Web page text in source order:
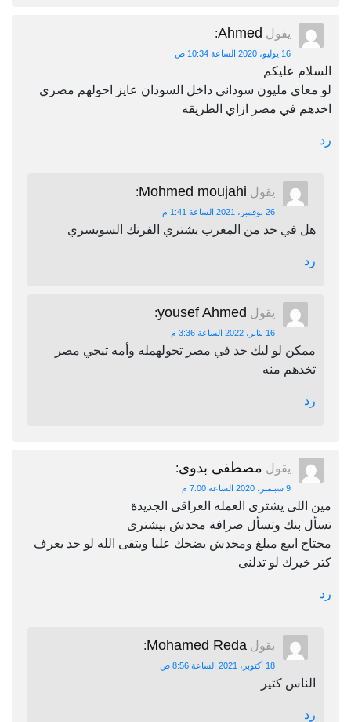
يقول Ahmed
:
16 يوليو، 2020 الساعة 10:34 ص
السلام عليكم
لو معاي مليون سوداني داخل السودان عايز احولهم مصري
اخدهم في مصر ازاي الطريقه
رد
يقول Mohmed moujahi
:
26 نوفمبر، 2021 الساعة 1:41 م
هل في حد من المغرب يشتري الفرنك السويسري
رد
يقول yousef Ahmed
:
16 يناير، 2022 الساعة 3:36 م
ممكن لو ليك حد في مصر تحولهمله وأمه تيجي مصر
تخدهم منه
رد
يقول مصطفى بدوى:
9 سبتمبر، 2020 الساعة 7:00 م
مين اللى يشترى العمله العراقى الجديدة
تسأل بنك وتسأل صرافة محدش بيشترى
محتاج ابيع مبلغ ومحدش يضحك عليا ويتقى الله لو حد يعرف
كتر خيرك لو تدلنى
رد
يقول Mohamed Reda
:
18 أكتوبر، 2021 الساعة 8:56 ص
الناس كتير
رد